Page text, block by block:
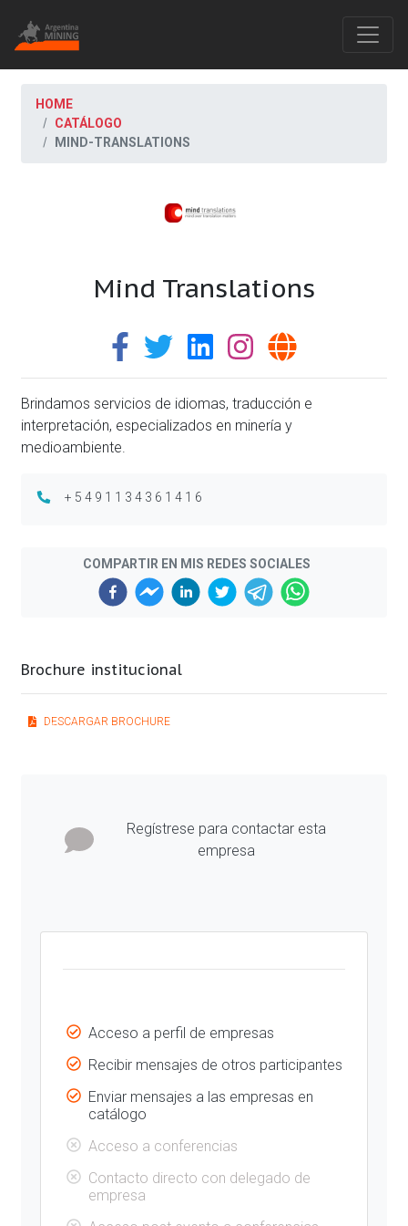
HOME
CATÁLOGO
MIND-TRANSLATIONS
Mind Translations
Brindamos servicios de idiomas, traducción e
interpretación, especializados en minería y
medioambiente.
+5491134361416
COMPARTIR EN MIS REDES SOCIALES
Brochure institucional
DESCARGAR BROCHURE
Regístrese para contactar esta
empresa
Acceso a perfil de empresas
Recibir mensajes de otros participantes
Enviar mensajes a las empresas en
catálogo
Acceso a conferencias
Contacto directo con delegado de
empresa